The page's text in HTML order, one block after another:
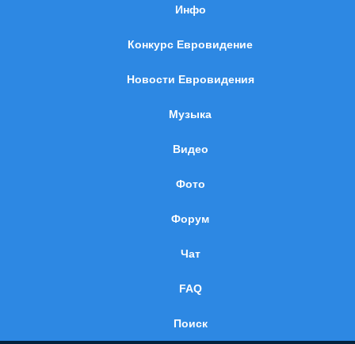
Инфо
Конкурс Евровидение
Новости Евровидения
Музыка
Видео
Фото
Форум
Чат
FAQ
Поиск